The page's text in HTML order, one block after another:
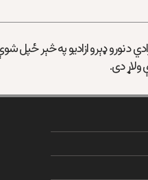
د نورو ډېرو ازادیو په څېر ځپل
ولاړ دی.